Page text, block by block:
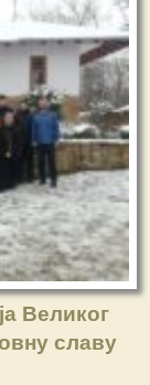
Великог
славу